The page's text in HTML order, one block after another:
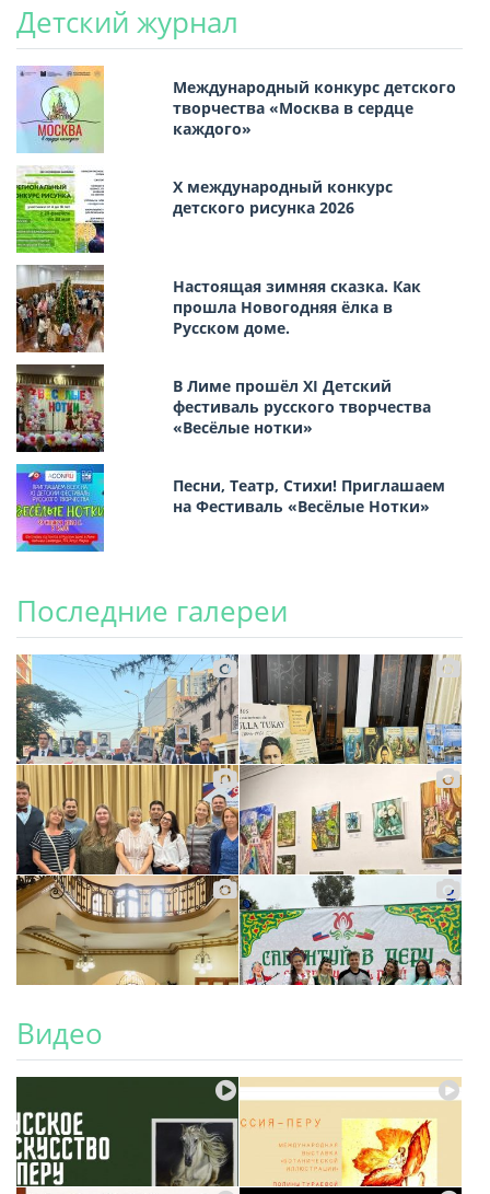
Детский журнал
Международный конкурс детского
творчества «Москва в сердце
каждого»
Х международный конкурс
детского рисунка 2026
Настоящая зимняя сказка. Как
прошла Новогодняя ёлка в
Русском доме.
В Лиме прошёл XI Детский
фестиваль русского творчества
«Весёлые нотки»
Песни, Театр, Стихи! Приглашаем
на Фестиваль «Весёлые Нотки»
Последние галереи
Видео